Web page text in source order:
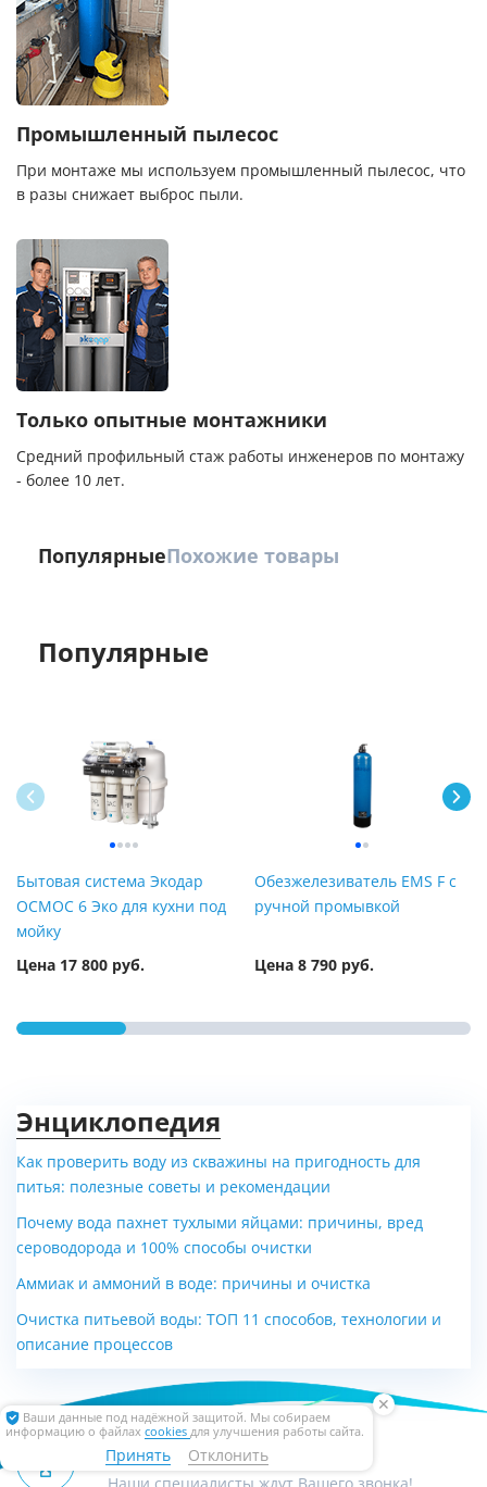
Промышленный пылесос
При монтаже мы используем промышленный пылесос, что
в разы снижает выброс пыли.
Только опытные монтажники
Средний профильный стаж работы инженеров по монтажу
- более 10 лет.
ПопулярныеПохожие товары
Популярные
Бытовая система Экодар
ОСМОС 6 Эко для кухни под
мойку
Цена 17 800 руб.
Обезжелезиватель EMS F с
ручной промывкой
Цена 8 790 руб.
Конденсационный E.C.A.
Confeo Premix HM 35 KW (35
Системы управления
Энциклопедия
Как проверить воду из скважины на пригодность для
питья: полезные советы и рекомендации
Почему вода пахнет тухлыми яйцами: причины, вред
сероводорода и 100% способы очистки
Аммиак и аммоний в воде: причины и очистка
Очистка питьевой воды: ТОП 11 способов, технологии и
описание процессов
+7 (495) 232 52 62
Наши специалисты ждут Вашего звонка!
Ваши данные под надёжной защитой. Мы собираем
информацию о файлах cookies для улучшения работы сайта.
Принять Отклонить
✕